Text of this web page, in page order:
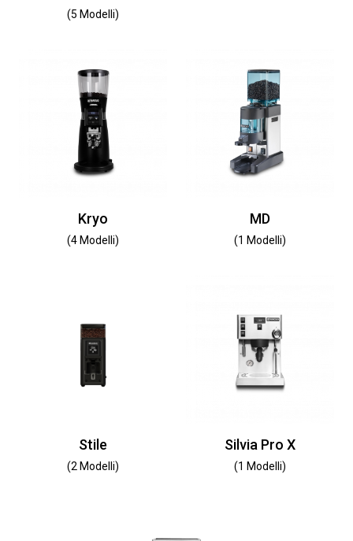
(5 Modelli)
Kryo
(4 Modelli)
MD
(1 Modelli)
Stile
(2 Modelli)
Silvia Pro X
(1 Modelli)